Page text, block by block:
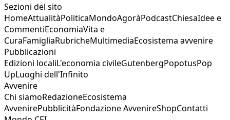
Sezioni del sito
HomeAttualitàPoliticaMondoAgoràPodcastChiesaIdee e
CommentiEconomiaVita e
CuraFamigliaRubricheMultimediaEcosistema avvenire
Pubblicazioni
Edizioni localiL'economia civileGutenbergPopotusPop
UpLuoghi dell'Infinito
Avvenire
Chi siamoRedazioneEcosistema
AvvenirePubblicitàFondazione AvvenireShopContatti